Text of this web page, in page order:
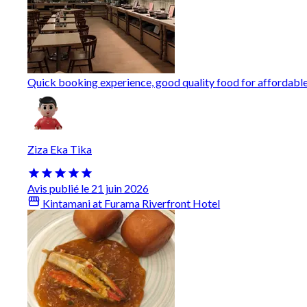
Quick booking experience, good quality food for
Ziza Eka Tika
Avis publié le 21 juin 2026
Kintamani at Furama Riverfront Hotel